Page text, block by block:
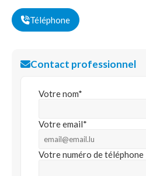
Téléphone
Contact professionnel
Votre nom*
Votre email*
Votre numéro de téléphone